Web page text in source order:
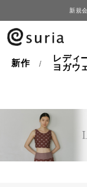
新規
新作
レディ
ヨガウ